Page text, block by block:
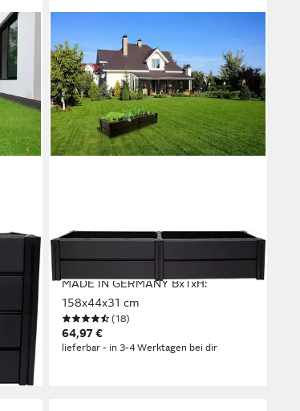
Hochbeet Demeter L - schmal,
MADE IN GERMANY BxTxH:
158x44x31 cm
(18)
64,97 €
lieferbar - in 3-4 Werktagen bei dir